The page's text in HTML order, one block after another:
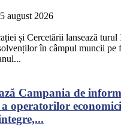
5 august 2026
și Cercetării lansează
în câmpul muncii pe
Campania de
a operatorilor